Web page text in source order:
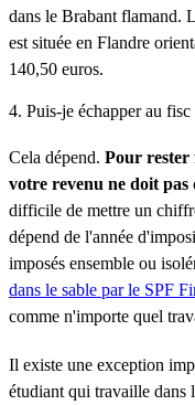
dans le Brabant flamand.
est située en Flandre
140,50 euros.
4. Puis-je échapper au fisc
Cela dépend. Pour rester
votre revenu ne doit
difficile de mettre un
dépend de l'année
imposés ensemble ou
dans le sable par le SPF
comme n'importe quel
Il existe une exception
étudiant qui travaille dans